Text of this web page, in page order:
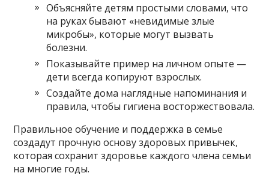
Объясняйте детям простыми словами, что
на руках бывают «невидимые злые
микробы», которые могут вызвать
болезни.
Показывайте пример на личном опыте —
дети всегда копируют взрослых.
Создайте дома наглядные напоминания и
правила, чтобы гигиена восторжествовала.
Правильное обучение и поддержка в семье
создадут прочную основу здоровых привычек,
которая сохранит здоровье каждого члена семьи
на многие годы.